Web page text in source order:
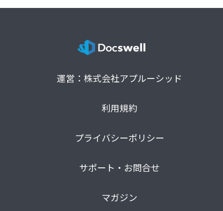
運営：株式会社アプルーシッド
利用規約
プライバシーポリシー
サポート・お問合せ
マガジン